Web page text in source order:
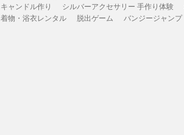
キャンドル作り
シルバーアクセサリー 手作り体験
着物・浴衣レンタル
脱出ゲーム バンジージャンプ